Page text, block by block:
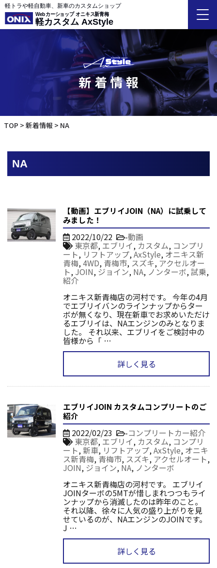
軽トラや軽自動車、新車のカスタムショップ
Webカーショップ オニキス新青梅
軽カスタム AxStyle
新着情報
TOP 新着情報 NA
NA
【動画】エブリイJOIN（NA）に試乗して
みました！
2022/10/22 -動画
東京都,エブリイ, カスタム, コンプリ
ート, リフトアップ,AxStyle, オニキス新
青梅,4WD, 青梅市,スズキ, アクセルオー
ト, JOIN, ジョイン, NA, ノンターボ,試乗,
紹介
オニキス新青梅店の河村です。 今年の4月
でエブリイバンのラインナップからター
ボが無くなり、現在新車でお求めいただけ
るエブリイは、NAエンジンのみとなりま
した。 それ以来、エブリイをご検討中の
皆様から「 …
詳しく見る
エブリイJOIN カスタムコンプリートのご
紹介
2022/02/23 -コンプリートカー紹介
東京都,エブリイ, カスタム, コンプリ
ート,新車, リフトアップ,AxStyle, オニキ
ス新青梅, 青梅市, スズキ, アクセルオート,
JOIN, ジョイン, NA, ノンターボ
オニキス新青梅店の河村です。 エブリイ
JOINターボの5MTが惜しまれつつもライ
ンナップから消滅したのは昨年のこと。
それ以降、徐々に人気の盛り上がりを見
せているのが、NAエンジンのJOINです。
J …
詳しく見る